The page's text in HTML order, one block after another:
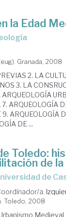
la Edad
Granada, 2008
2. LA
3. LA
ARQUEOLOGÍA
ARQUEOLOGÍA
DE ...
Toledo:
de la
de
a.
Toledo, 2008